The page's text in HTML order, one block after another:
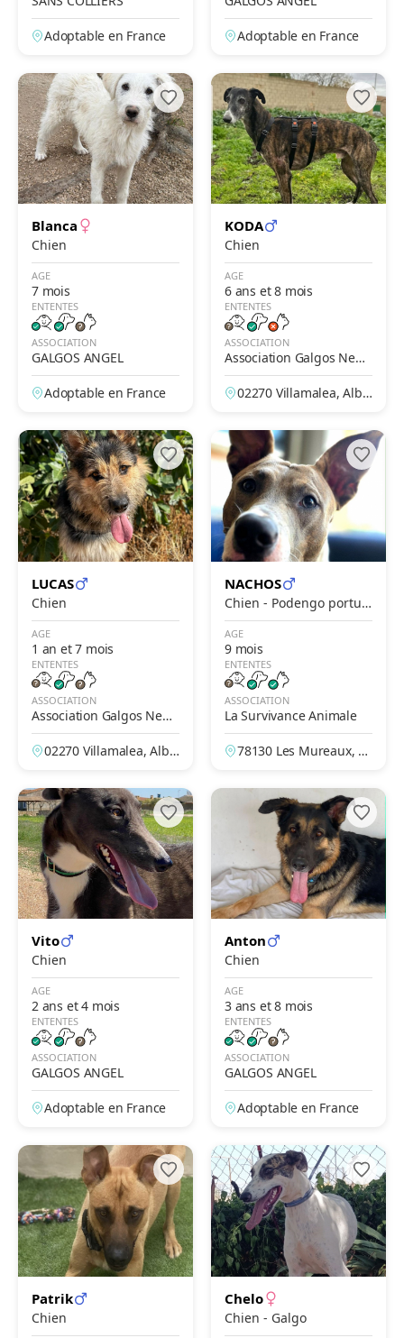
Adoptable en France Adoptable en France
Blanca
Chien
AGE
7 mois
ENTENTES
ASSOCIATION
GALGOS ANGEL
Adoptable en France
KODA
Chien
AGE
6 ans et 8 mois
ENTENTES
ASSOCIATION
Association Galgos New
Life
02270 Villamalea, Alba
LUCAS
Chien
AGE
1 an et 7 mois
ENTENTES
ASSOCIATION
Association Galgos New
Life
02270 Villamalea, Alba
NACHOS
Chien - Podengo portug
ais
AGE
9 mois
ENTENTES
ASSOCIATION
La Survivance Animale
78130 Les Mureaux, Yv
Vito
Chien
AGE
2 ans et 4 mois
ENTENTES
ASSOCIATION
GALGOS ANGEL
Adoptable en France
Anton
Chien
AGE
3 ans et 8 mois
ENTENTES
ASSOCIATION
GALGOS ANGEL
Adoptable en France
Patrik
Chien
Chelo
Chien - Galgo